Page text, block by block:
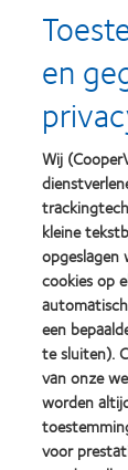
Learn
more
about
Silmo
d’Or
best
product
award
met
(2013)
Learn
more
about
2012
&
2010
Best
for
Leaders
(2012)
Learn
more
about
ODMA
2011
(2011)
en
Wij
kleine
cookies op
een
te sluiten).
van onze
worden
voor